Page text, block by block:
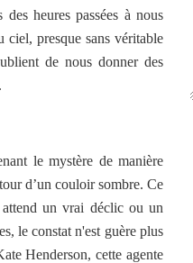
heures passées à nous
ciel, presque sans véritable
de nous donner des
le mystère de manière
d’un couloir sombre. Ce
un vrai déclic ou un
le constat n'est guère plus
Henderson, cette agente